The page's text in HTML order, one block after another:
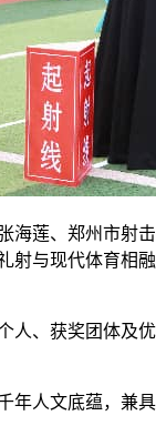
海莲、郑州市射
射与现代体育相
人、获奖团体及
年人文底蕴，兼